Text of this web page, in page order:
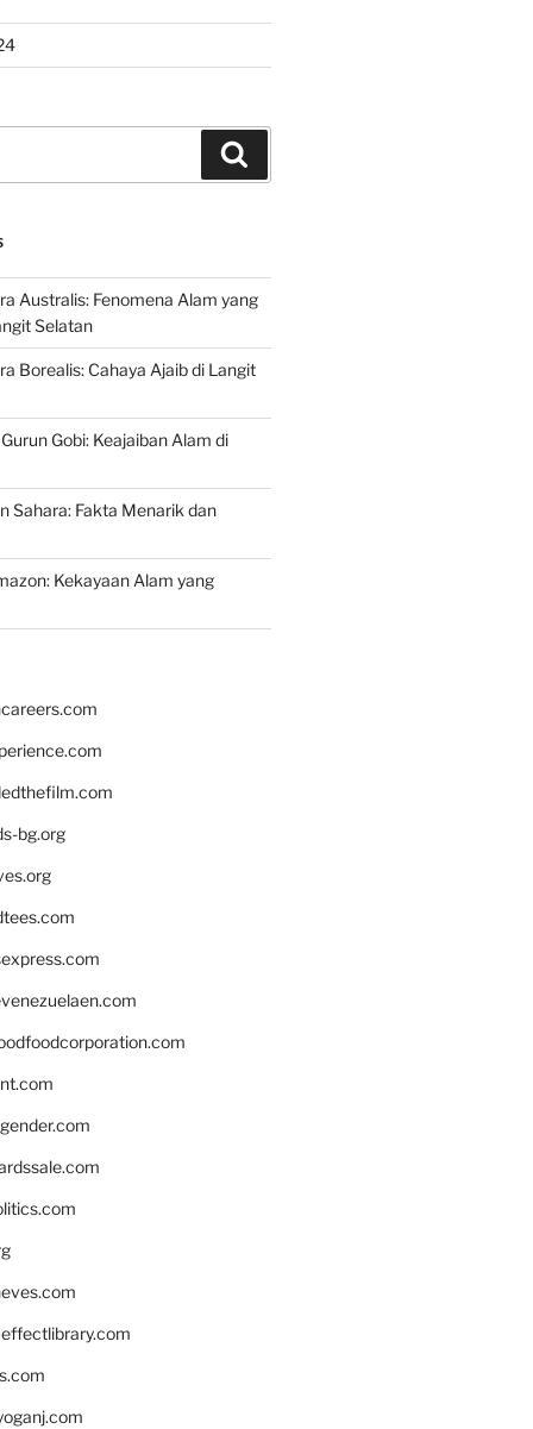
Australis: Fenomena Alam yang
Selatan
Borealis: Cahaya Ajaib di Langit
Gobi: Keajaiban Alam di
Sahara: Fakta Menarik dan
Kekayaan Alam yang
bg.org